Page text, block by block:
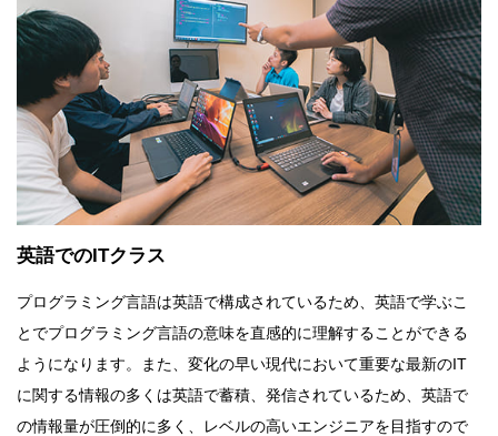
英語でのITクラス
プログラミング言語は英語で構成されているため、英語で学ぶこ
とでプログラミング言語の意味を直感的に理解することができる
ようになります。また、変化の早い現代において重要な最新のIT
に関する情報の多くは英語で蓄積、発信されているため、英語で
の情報量が圧倒的に多く、レベルの高いエンジニアを目指すので